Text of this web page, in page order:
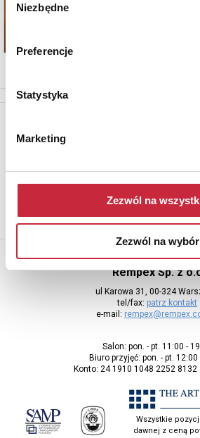
zgody
Niezbędne
Preferencje
Statystyka
Marketing
Zezwól na
Zezwól na wybór
Aby otrzymywać informacje o nowych
Rempex Sp. z
ul Karowa 31, 00-324
tel/fax: patrz kontakt
e-mail:
Salon: pon. - pt. 11:00 -
Biuro przyjęć: pon. - pt. 12:00
Konto: 24 1910 1048 2252 8132
Wszystkie
dawnej z ceną